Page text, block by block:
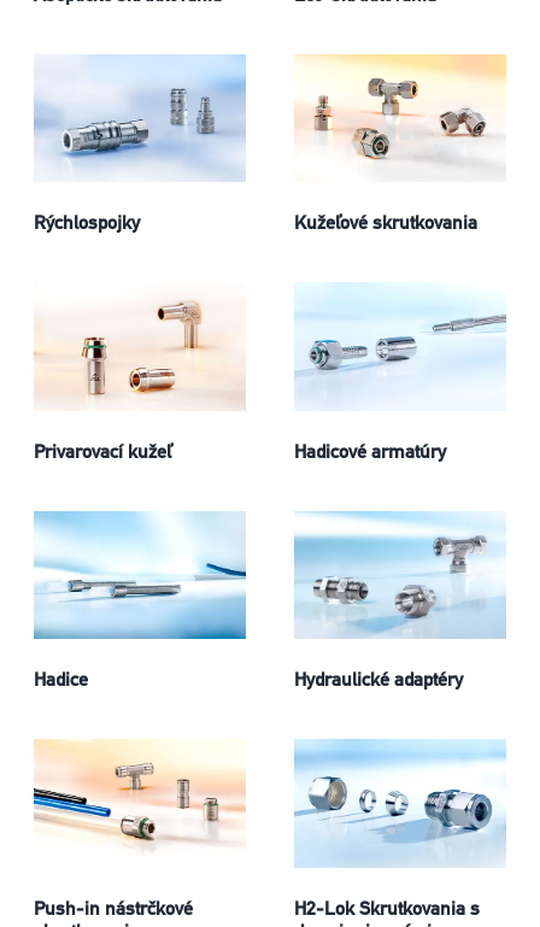
Rýchlospojky Kužeľové skrutkovania
Privarovací kužeľ Hadicové armatúry
Hadice Hydraulické adaptéry
Push-in nástrčkové
H2-Lok Skrutkovania s